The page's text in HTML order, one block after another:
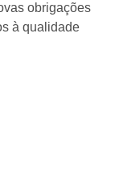
obrigações
à qualidade